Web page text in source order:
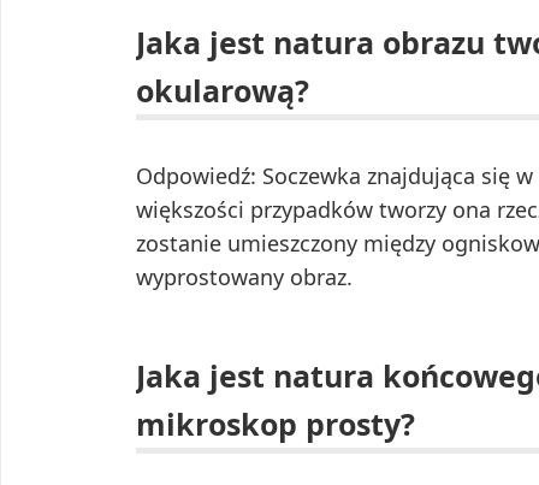
Jaka jest natura obrazu
okularową?
Odpowiedź: Soczewka znajdująca się
większości przypadków tworzy ona
zostanie umieszczony między
wyprostowany obraz.
Jaka jest natura
mikroskop prosty?